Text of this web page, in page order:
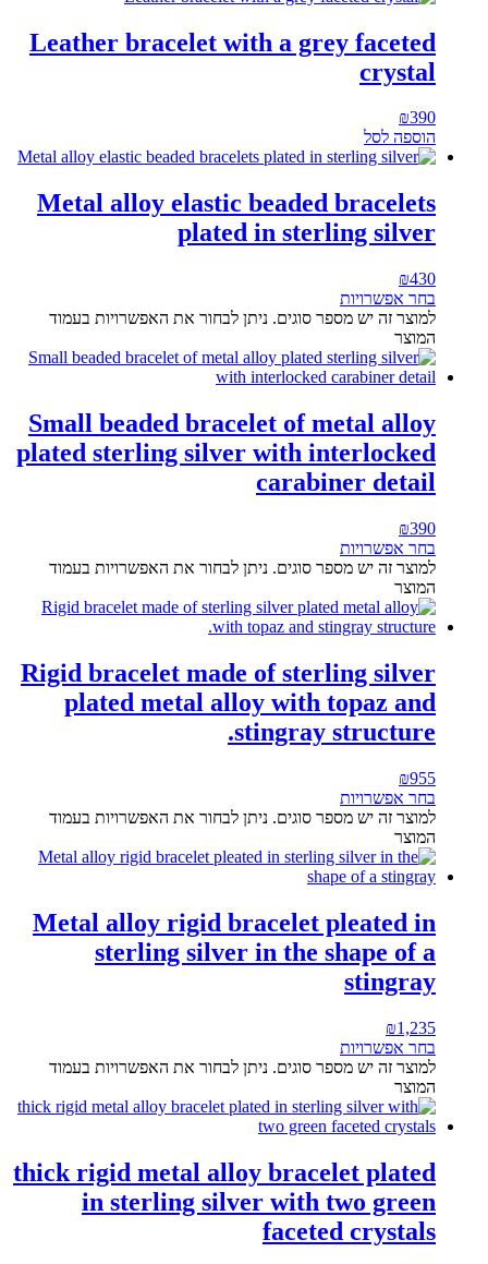
Leather bracelet with a grey faceted
crystal
₪390
הוספה לסל
Metal alloy elastic beaded bracelets
plated in sterling silver
₪430
בחר אפשרויות
למוצר זה יש מספר סוגים. ניתן לבחור את האפשרויות בעמוד
המוצר
Small beaded bracelet of metal alloy
plated sterling silver with interlocked
carabiner detail
₪390
בחר אפשרויות
למוצר זה יש מספר סוגים. ניתן לבחור את האפשרויות בעמוד
המוצר
Rigid bracelet made of sterling silver
plated metal alloy with topaz and
stingray structure.
₪955
בחר אפשרויות
למוצר זה יש מספר סוגים. ניתן לבחור את האפשרויות בעמוד
המוצר
Metal alloy rigid bracelet pleated in
sterling silver in the shape of a
stingray
₪1,235
בחר אפשרויות
למוצר זה יש מספר סוגים. ניתן לבחור את האפשרויות בעמוד
המוצר
thick rigid metal alloy bracelet plated
in sterling silver with two green
faceted crystals